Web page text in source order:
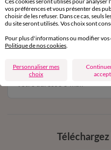
11€
en vous
vos préférences et vous présenter des
choisir de les refuser. Dans ce cas, seuls
du site seront utilisés. Vos choix sont
Pour plus d'informations ou modifier vos
Politique de nos cookies.
Personnaliser mes
choix